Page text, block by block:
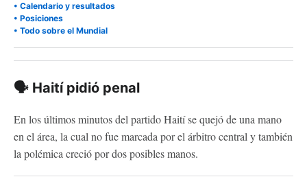
• Calendario y resultados
• Posiciones
• Todo sobre el Mundial
🗣️ Haití pidió penal
En los últimos minutos del partido Haití se quejó de una mano
en el área, la cual no fue marcada por el árbitro central y también
la polémica creció por dos posibles manos.